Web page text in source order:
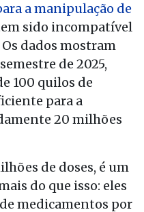
a manipulação de
sido incompatível
dados mostram
de 2025,
100 quilos de
para a
20 milhões
de doses, é um
do que isso: eles
medicamentos por